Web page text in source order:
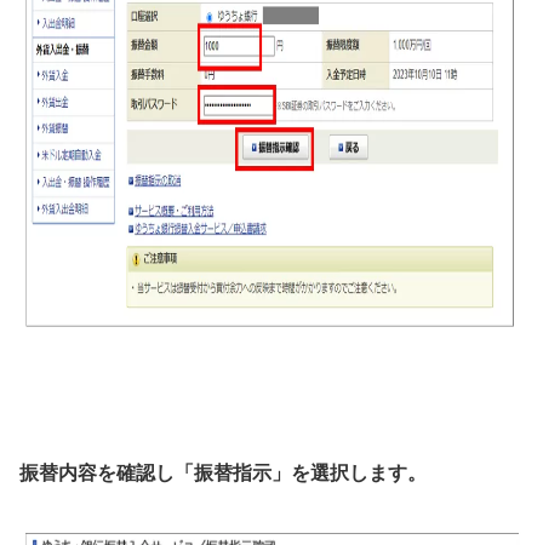
振替内容を確認し「振替指示」を選択します。